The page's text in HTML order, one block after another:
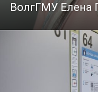
ВолгГМУ Елена